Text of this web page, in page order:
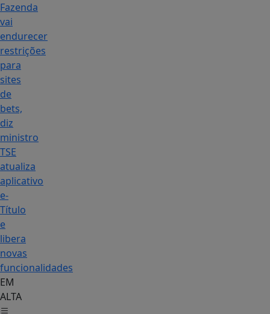
Fazenda
vai
endurecer
restrições
para
sites
de
bets,
diz
ministro
TSE
atualiza
aplicativo
e-
Título
e
libera
novas
funcionalidades
EM
ALTA